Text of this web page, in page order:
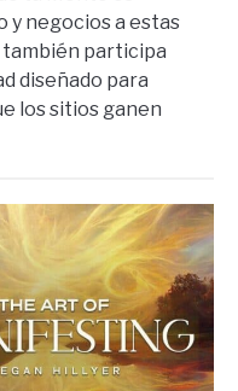
negocios a estas
participa
diseñado para
los sitios ganen